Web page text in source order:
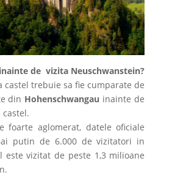
de vizita Neuschwanstein?
castel trebuie sa fie cumparate de
din Hohenschwangau inainte de
foarte aglomerat, datele oficiale
putin de 6.000 de vizitatori in
este vizitat de peste 1,3 milioane